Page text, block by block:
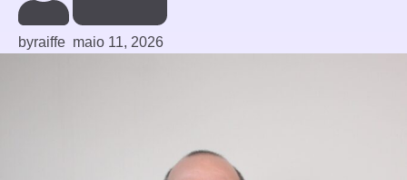
byraiffe maio 11, 2026